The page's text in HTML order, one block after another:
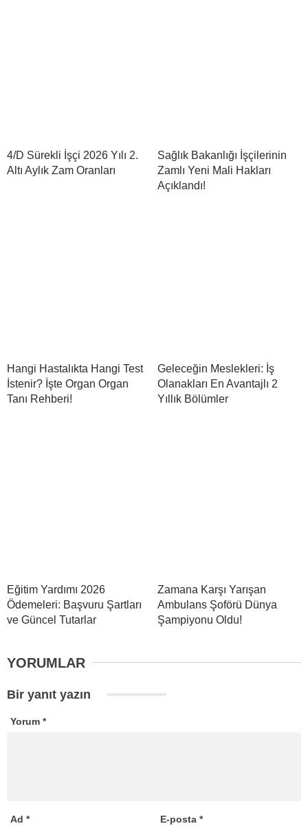
4/D Sürekli İşçi 2026 Yılı 2.
Altı Aylık Zam Oranları
Sağlık Bakanlığı İşçilerinin
Zamlı Yeni Mali Hakları
Açıklandı!
Hangi Hastalıkta Hangi Test
İstenir? İşte Organ Organ
Tanı Rehberi!
Geleceğin Meslekleri: İş
Olanakları En Avantajlı 2
Yıllık Bölümler
Eğitim Yardımı 2026
Ödemeleri: Başvuru Şartları
ve Güncel Tutarlar
Zamana Karşı Yarışan
Ambulans Şoförü Dünya
Şampiyonu Oldu!
YORUMLAR
Bir yanıt yazın
Yorum *
Ad * E-posta*